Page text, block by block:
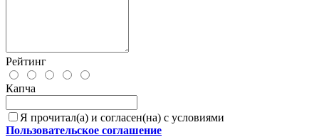
Рейтинг
Капча
Я прочитал(а) и согласен(на) с условиями
Пользовательское соглашение